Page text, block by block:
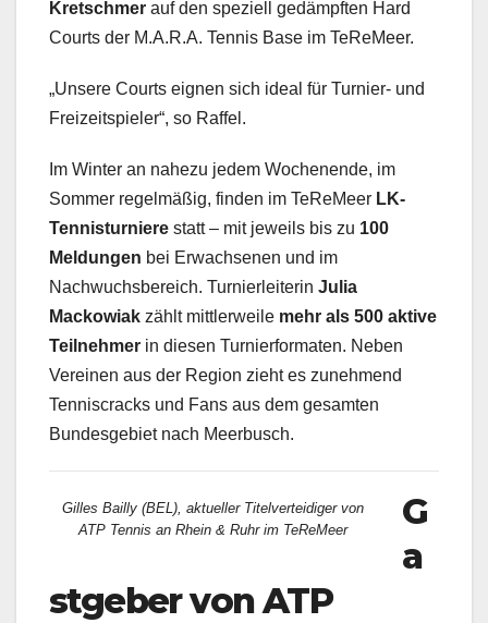
Kretschmer auf den speziell gedämpften Hard
Courts der M.A.R.A. Tennis Base im TeReMeer.
„Unsere Courts eignen sich ideal für Turnier- und
Freizeitspieler“, so Raffel.
Im Winter an nahezu jedem Wochenende, im
Sommer regelmäßig, finden im TeReMeer LK-
Tennisturniere statt – mit jeweils bis zu 100
Meldungen bei Erwachsenen und im
Nachwuchsbereich. Turnierleiterin Julia
Mackowiak zählt mittlerweile mehr als 500 aktive
Teilnehmer in diesen Turnierformaten. Neben
Vereinen aus der Region zieht es zunehmend
Tenniscracks und Fans aus dem gesamten
Bundesgebiet nach Meerbusch.
Gilles Bailly (BEL), aktueller Titelverteidiger von
ATP Tennis an Rhein & Ruhr im TeReMeer
G
a
stgeber von ATP